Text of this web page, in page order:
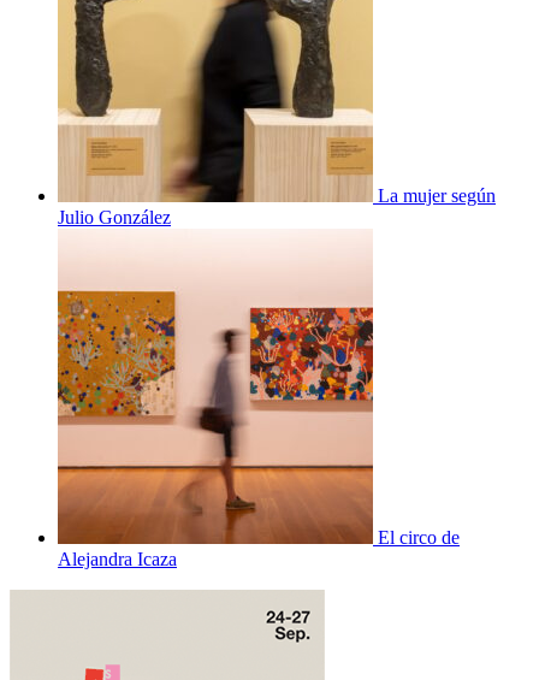
La mujer según
Julio González
El circo de
Alejandra Icaza